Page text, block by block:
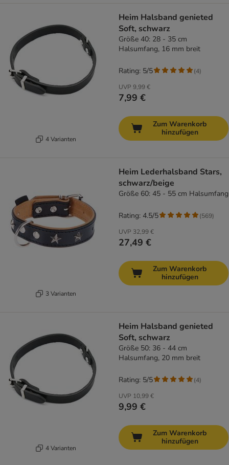
4 Varianten
Heim Halsband genieted
Soft, schwarz
Größe 40: 28 - 35 cm
Halsumfang, 16 mm breit
UVP 9,99 €
7,99 €
Rating: 5/5 (4)
Zum Warenkorb
hinzufügen
3 Varianten
Heim Lederhalsband Stars,
schwarz/beige
Größe 60: 45 - 55 cm Halsumfang
UVP 32,99 €
27,49 €
Rating: 4.5/5 (569)
Zum Warenkorb
hinzufügen
4 Varianten
Heim Halsband genieted
Soft, schwarz
Größe 50: 36 - 44 cm
Halsumfang, 20 mm breit
UVP 10,99 €
9,99 €
Rating: 5/5 (4)
Zum Warenkorb
hinzufügen